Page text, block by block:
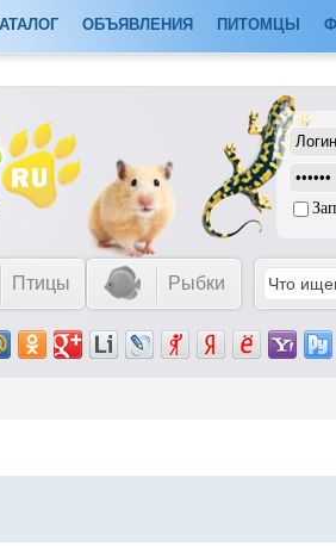
ОБЪЯВЛЕНИЯ ПИТОМЦЫ
Птицы Рыбки